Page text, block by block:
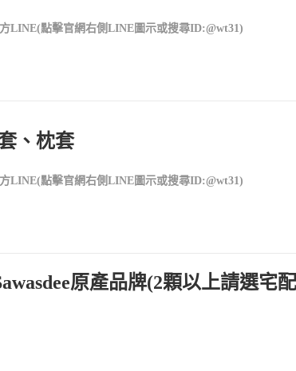
LINE(點擊官網右側LINE圖示或搜尋ID:@wt31)
、枕套
LINE(點擊官網右側LINE圖示或搜尋ID:@wt31)
原產品牌(2顆以上請選宅